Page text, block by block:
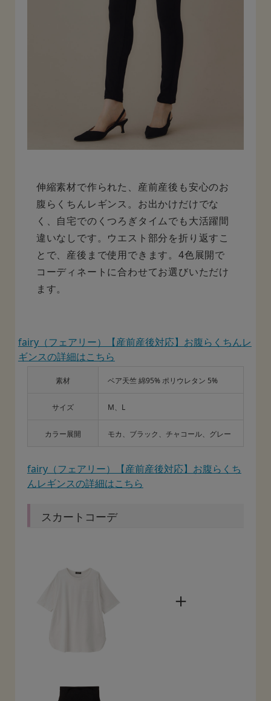
伸縮素材で作られた、産前産後も安心のお
腹らくちんレギンス。お出かけだけでな
く、自宅でのくつろぎタイムでも大活躍間
違いなしです。ウエスト部分を折り返すこ
とで、産後まで使用できます。4色展開で
コーディネートに合わせてお選びいただけ
ます。
fairy（フェアリー）【産前産後対応】お腹らくちんレ
ギンスの詳細はこちら
素材 ベア天竺 綿95% ポリウレタン 5%
サイズ M、L
カラー展開 モカ、ブラック、チャコール、グレー
fairy（フェアリー）【産前産後対応】お腹らくち
んレギンスの詳細はこちら
スカートコーデ
＋